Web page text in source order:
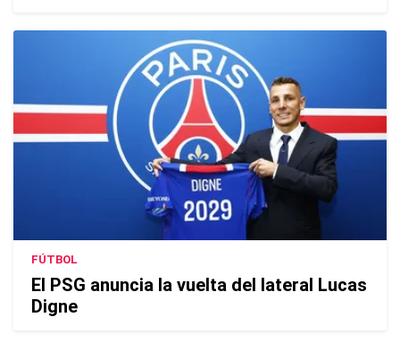
FÚTBOL
El PSG anuncia la vuelta del lateral Lucas
Digne